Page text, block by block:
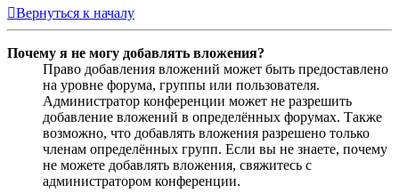
Вернуться к началу
Почему я не могу добавлять вложения?
Право добавления вложений может быть предоставлено
на уровне форума, группы или пользователя.
Администратор конференции может не разрешить
добавление вложений в определённых форумах. Также
возможно, что добавлять вложения разрешено только
членам определённых групп. Если вы не знаете, почему
не можете добавлять вложения, свяжитесь с
администратором конференции.